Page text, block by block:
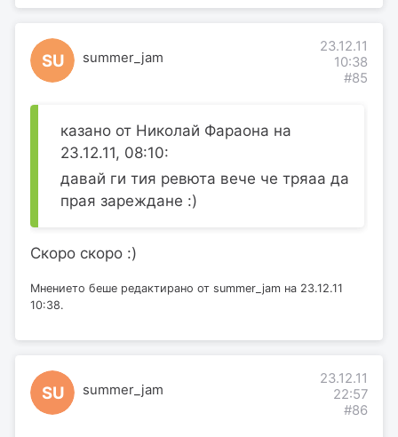
SU summer_jam
23.12.11
10:38
#85
казано от Николай Фараона на
23.12.11, 08:10:
давай ги тия ревюта вече че тряаа да
прая зареждане :)
Скоро скоро :)
Мнението беше редактирано от summer_jam на 23.12.11
10:38.
SU summer_jam
23.12.11
22:57
#86